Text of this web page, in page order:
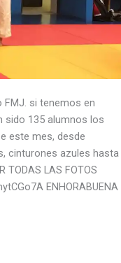
FMJ. si tenemos en
sido 135 alumnos los
este mes, desde
cinturones azules hasta
TODAS LAS FOTOS
ENHORABUENA